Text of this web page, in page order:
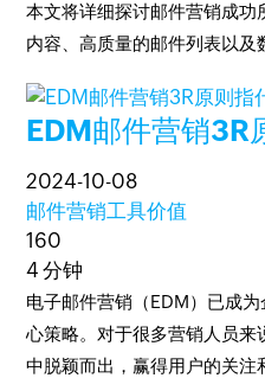
本文将详细探讨邮件营销成
内容、高质量的邮件列表以及
EDM邮件营销3R
2024-10-08
邮件营销工具价值
160
4 分钟
电子邮件营销（EDM）已成
心策略。对于很多营销人员来
中脱颖而出，赢得用户的关